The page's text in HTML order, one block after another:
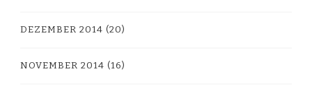
DEZEMBER 2014 (20)
NOVEMBER 2014 (16)